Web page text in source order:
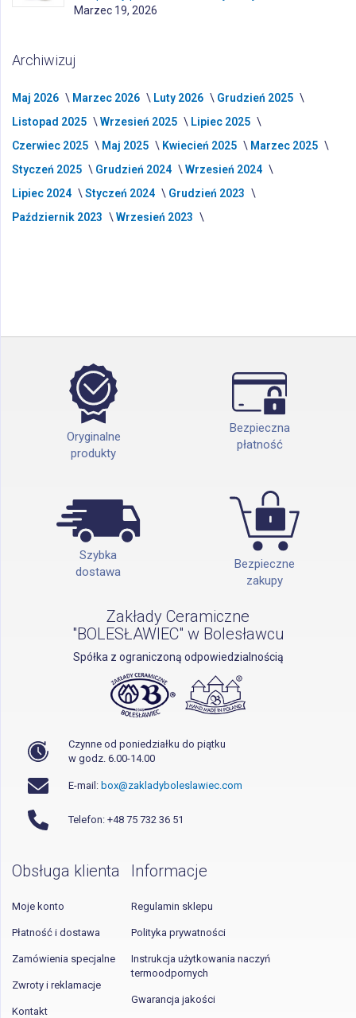
Marzec 19, 2026
Archiwizuj
Maj 2026 Marzec 2026 Luty 2026
Grudzień 2025
Listopad 2025
Wrzesień 2025
Lipiec 2025
Czerwiec 2025
Maj 2025 Kwiecień 2025
Marzec 2025
Styczeń 2025
Grudzień 2024
Wrzesień 2024
Lipiec 2024
Styczeń 2024
Grudzień 2023
Październik 2023
Wrzesień 2023
Oryginalne
produkty
Bezpieczna
płatność
Szybka
dostawa
Bezpieczne
zakupy
Zakłady Ceramiczne
"BOLESŁAWIEC" w Bolesławcu
Spółka z ograniczoną odpowiedzialnością
Czynne od poniedziałku do piątku
w godz. 6.00-14.00
E-mail: box@zakladyboleslawiec.com
Telefon: +48 75 732 36 51
Obsługa klienta
Moje konto
Płatność i dostawa
Zamówienia specjalne
Zwroty i reklamacje
Kontakt
Informacje
Regulamin sklepu
Polityka prywatności
Instrukcja użytkowania naczyń
termoodpornych
Gwarancja jakości